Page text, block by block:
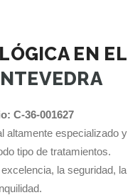
EN EL
C-36-001627
altamente especializado y
tipo de tratamientos.
la seguridad, la